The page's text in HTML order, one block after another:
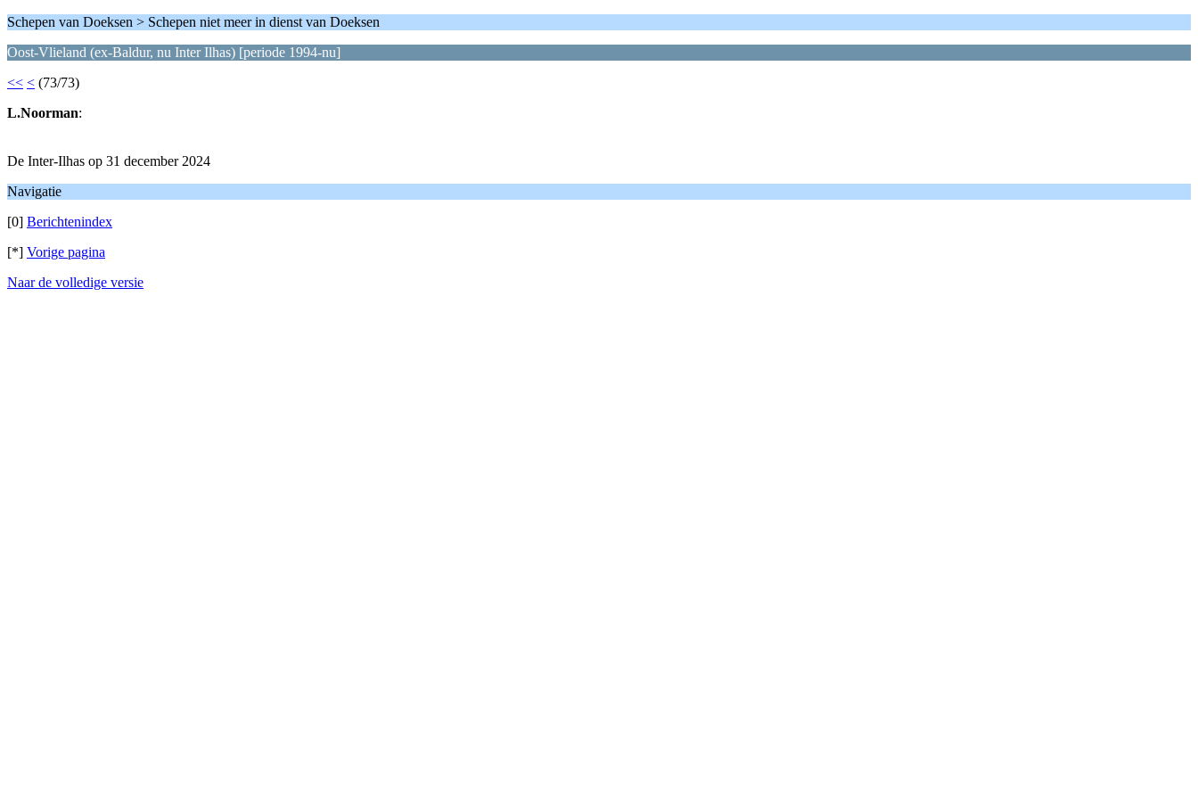
Schepen van Doeksen > Schepen niet meer in dienst van Doeksen
Oost-Vlieland (ex-Baldur, nu Inter Ilhas) [periode 1994-nu]
<< < (73/73)
L.Noorman:
De Inter-Ilhas op 31 december 2024
Navigatie
[0] Berichtenindex
[*] Vorige pagina
Naar de volledige versie